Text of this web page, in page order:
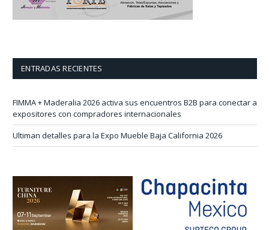
ENTRADAS RECIENTES
FIMMA + Maderalia 2026 activa sus encuentros B2B para conectar a
expositores con compradores internacionales
Ultiman detalles para la Expo Mueble Baja California 2026